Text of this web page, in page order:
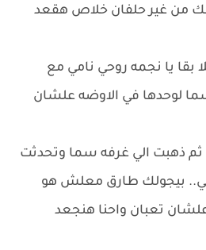
من غير حلفان خلاص هقعد
بقا يا نجمه روحي نامي مع
لوحدها في الاوضه علشان
ذهبت الي غرفه سما وتحدثت
بيجولك طارق معلش هو
علشان تعبان واحنا هنجعد